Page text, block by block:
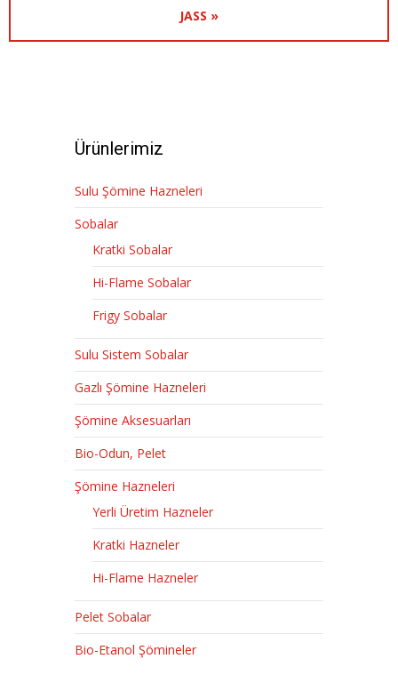
JASS »
Ürünlerimiz
Sulu Şömine Hazneleri
Sobalar
Kratki Sobalar
Hi-Flame Sobalar
Frigy Sobalar
Sulu Sistem Sobalar
Gazlı Şömine Hazneleri
Şömine Aksesuarları
Bio-Odun, Pelet
Şömine Hazneleri
Yerli Üretim Hazneler
Kratki Hazneler
Hi-Flame Hazneler
Pelet Sobalar
Bio-Etanol Şömineler